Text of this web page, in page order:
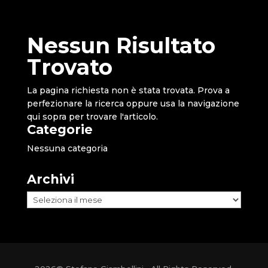
Nessun Risultato
Trovato
La pagina richiesta non è stata trovata. Prova a
perfezionare la ricerca oppure usa la navigazione
qui sopra per trovare l'articolo.
Categorie
Nessuna categoria
Archivi
Archivi